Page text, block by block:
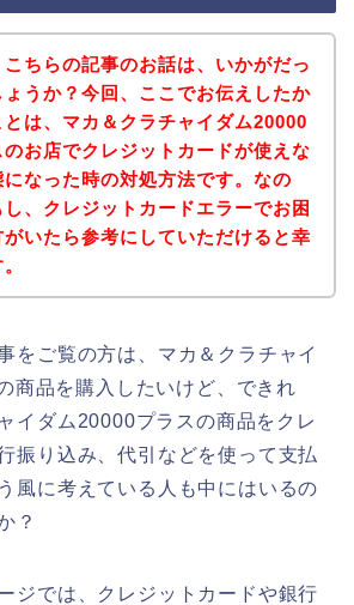
こちらの記事のお話は、いかがだっ
ょうか？今回、ここでお伝えしたか
とは、マカ＆クラチャイダム20000
のお店でクレジットカードが使えな
になった時の対処方法です。なの
、クレジットカードエラーでお困
がいたら参考にしていただけると幸
をご覧の方は、マカ＆クラチャイ
商品を購入したいけど、できれ
イダム20000プラスの商品をクレ
振り込み、代引などを使って支払
風に考えている人も中にはいるの
？
ジでは、クレジットカードや銀行